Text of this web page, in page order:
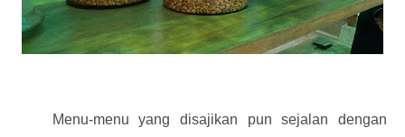
Menu-menu yang disajikan pun sejalan dengan